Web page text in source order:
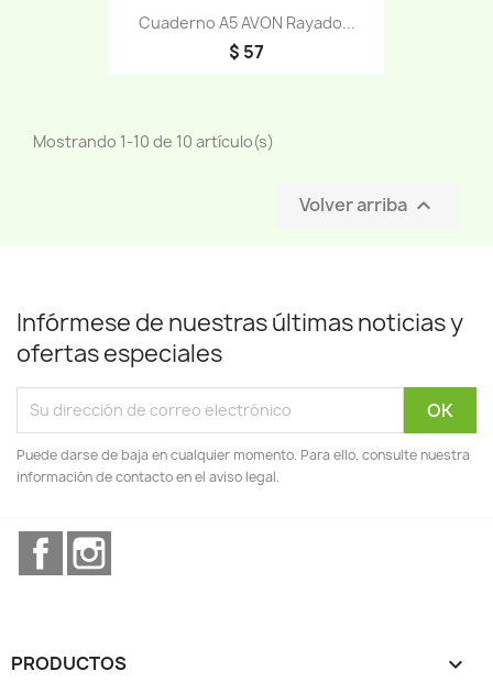
Cuaderno A5 AVON Rayado...
$ 57
Mostrando 1-10 de 10 artículo(s)
Volver arriba 
Infórmese de nuestras últimas noticias y
ofertas especiales
Puede darse de baja en cualquier momento. Para ello, consulte nuestra
información de contacto en el aviso legal.
Facebook
PRODUCTOS 